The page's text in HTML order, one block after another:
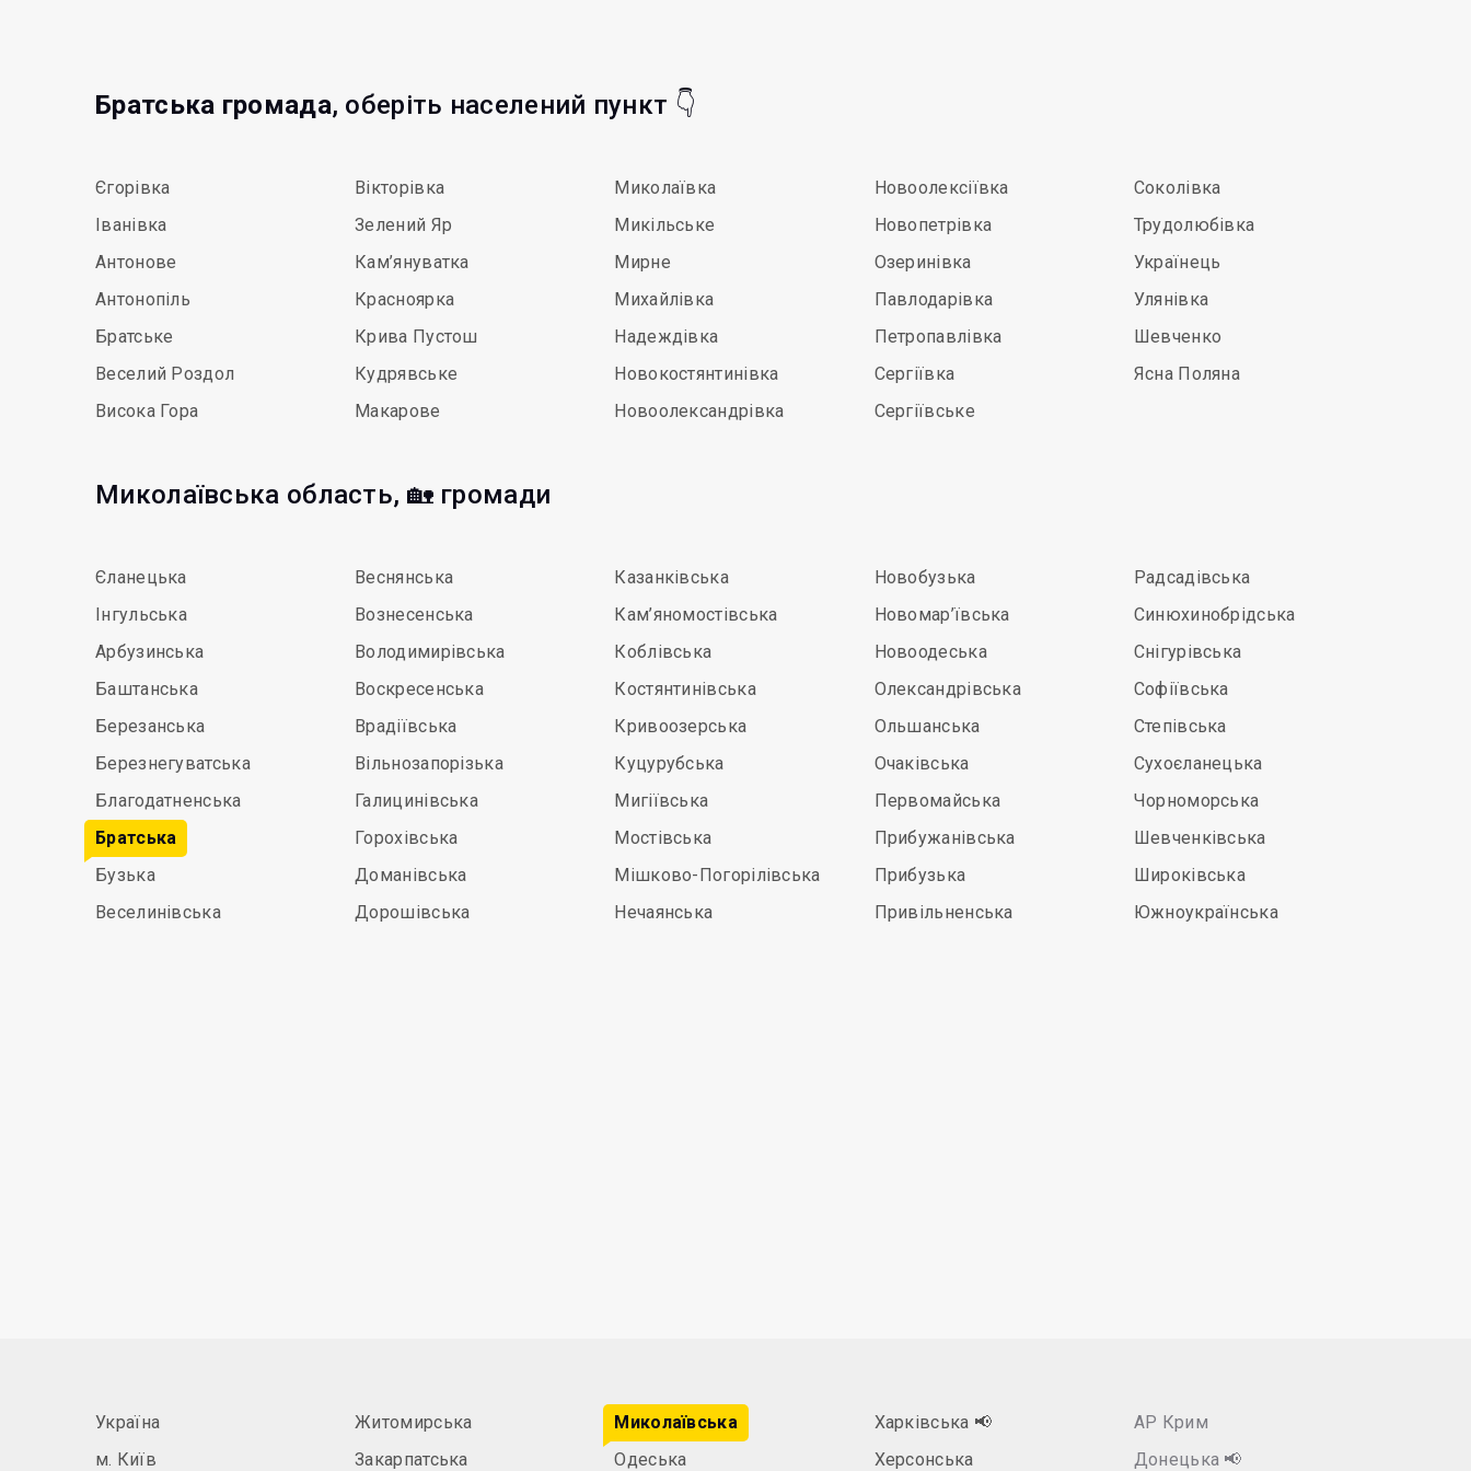
Братська громада, оберіть населений пункт 👇
Єгорівка
Іванівка
Антонове
Антонопіль
Братське
Веселий Роздол
Висока Гора
Вікторівка
Зелений Яр
Кам’януватка
Красноярка
Крива Пустош
Кудрявське
Макарове
Миколаївка
Микільське
Мирне
Михайлівка
Надеждівка
Новокостянтинівка
Новоолександрівка
Новоолексіївка
Новопетрівка
Озеринівка
Павлодарівка
Петропавлівка
Сергіївка
Сергіївське
Соколівка
Трудолюбівка
Українець
Улянівка
Шевченко
Ясна Поляна
Миколаївська область, 🏡 громади
Єланецька
Інгульська
Арбузинська
Баштанська
Березанська
Березнегуватська
Благодатненська
Братська
Бузька
Веселинівська
Веснянська
Вознесенська
Володимирівська
Воскресенська
Врадіївська
Вільнозапорізька
Галицинівська
Горохівська
Доманівська
Дорошівська
Казанківська
Кам’яномостівська
Коблівська
Костянтинівська
Кривоозерська
Куцурубська
Мигіївська
Мостівська
Мішково-Погорілівська
Нечаянська
Новобузька
Новомар’ївська
Новоодеська
Олександрівська
Ольшанська
Очаківська
Первомайська
Прибужанівська
Прибузька
Привільненська
Радсадівська
Синюхинобрідська
Снігурівська
Софіївська
Степівська
Сухоєланецька
Чорноморська
Шевченківська
Широківська
Южноукраїнська
Україна
м. Київ
Житомирська
Закарпатська
Миколаївська
Одеська
Харківська 📢
Херсонська
АР Крим
Донецька 📢